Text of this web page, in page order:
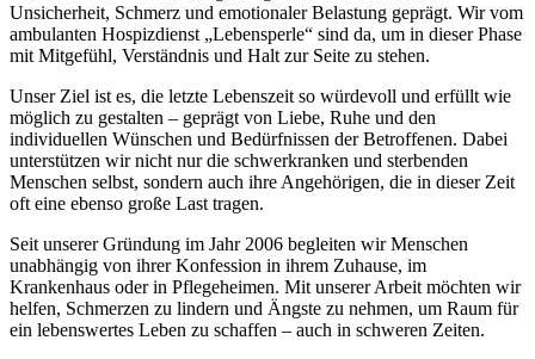
Unsicherheit, Schmerz und emotionaler Belastung geprägt. Wir vom
ambulanten Hospizdienst „Lebensperle“ sind da, um in dieser Phase
mit Mitgefühl, Verständnis und Halt zur Seite zu stehen.
Unser Ziel ist es, die letzte Lebenszeit so würdevoll und erfüllt wie
möglich zu gestalten – geprägt von Liebe, Ruhe und den
individuellen Wünschen und Bedürfnissen der Betroffenen. Dabei
unterstützen wir nicht nur die schwerkranken und sterbenden
Menschen selbst, sondern auch ihre Angehörigen, die in dieser Zeit
oft eine ebenso große Last tragen.
Seit unserer Gründung im Jahr 2006 begleiten wir Menschen
unabhängig von ihrer Konfession in ihrem Zuhause, im
Krankenhaus oder in Pflegeheimen. Mit unserer Arbeit möchten wir
helfen, Schmerzen zu lindern und Ängste zu nehmen, um Raum für
ein lebenswertes Leben zu schaffen – auch in schweren Zeiten.